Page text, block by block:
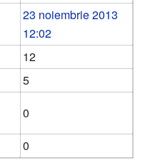
23 noiembrie 2013
12:02
12
5
0
0